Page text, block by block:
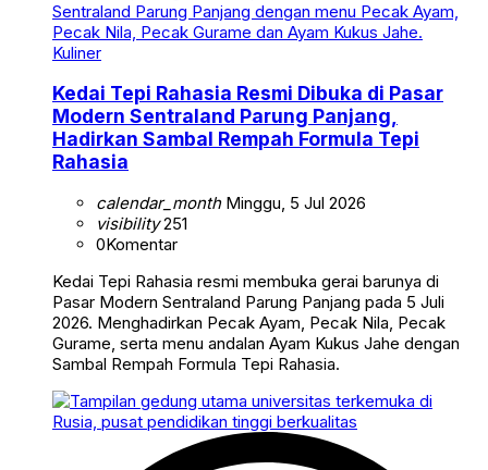
Kuliner
Kedai Tepi Rahasia Resmi Dibuka di Pasar
Modern Sentraland Parung Panjang,
Hadirkan Sambal Rempah Formula Tepi
Rahasia
calendar_monthMinggu, 5 Jul 2026
visibility251
0Komentar
Kedai Tepi Rahasia resmi membuka gerai barunya di
Pasar Modern Sentraland Parung Panjang pada 5 Juli
2026. Menghadirkan Pecak Ayam, Pecak Nila, Pecak
Gurame, serta menu andalan Ayam Kukus Jahe dengan
Sambal Rempah Formula Tepi Rahasia.